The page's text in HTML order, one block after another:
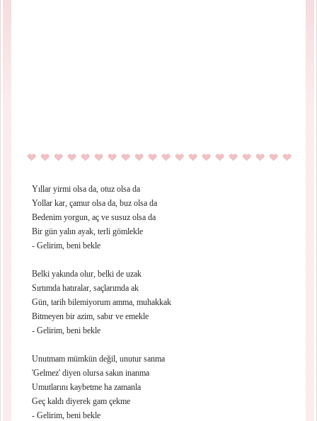
Yıllar yirmi olsa da, otuz olsa da
Yollar kar, çamur olsa da, buz olsa da
Bedenim yorgun, aç ve susuz olsa da
Bir gün yalın ayak, terli gömlekle
- Gelirim, beni bekle
Belki yakında olur, belki de uzak
Sırtımda hatıralar, saçlarımda ak
Gün, tarih bilemiyorum amma, muhakkak
Bitmeyen bir azim, sabır ve emekle
- Gelirim, beni bekle
Unutmam mümkün değil, unutur sanma
'Gelmez' diyen olursa sakın inanma
Umutlarını kaybetme ha zamanla
Geç kaldı diyerek gam çekme
- Gelirim, beni bekle